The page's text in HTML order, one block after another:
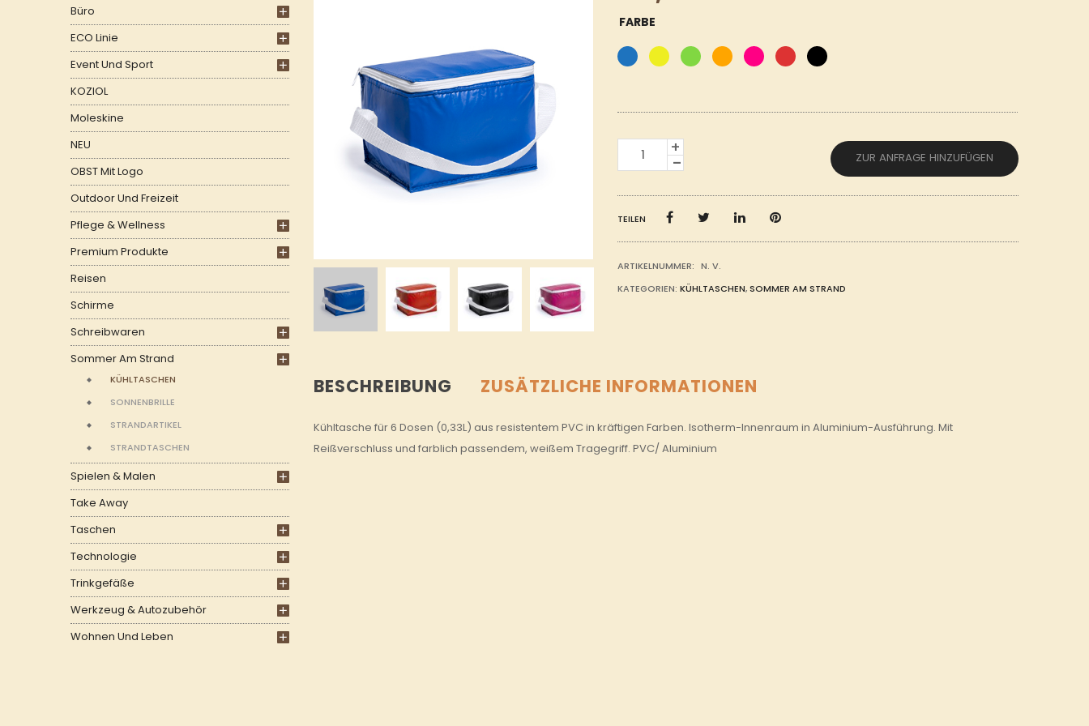
Büro
ECO Linie
Event Und Sport
KOZIOL
Moleskine
NEU
OBST Mit Logo
Outdoor Und Freizeit
Pflege & Wellness
Premium Produkte
Reisen
Schirme
Schreibwaren
Sommer Am Strand
KÜHLTASCHEN
SONNENBRILLE
STRANDARTIKEL
STRANDTASCHEN
Spielen & Malen
Take Away
Taschen
Technologie
Trinkgefäße
Werkzeug & Autozubehör
Wohnen Und Leben
FARBE
KÜHLTASCHE
COOLCAN
MENGE
ZUR ANFRAGE HINZUFÜGEN
TEILEN
ARTIKELNUMMER: N. V.
KATEGORIEN: KÜHLTASCHEN,SOMMER AM STRAND
BESCHREIBUNG ZUSÄTZLICHE INFORMATIONEN
Kühltasche für 6 Dosen (0,33L) aus resistentem PVC in kräftigen Farben. Isotherm-Innenraum in Aluminium-Ausführung. Mit
Reißverschluss und farblich passendem, weißem Tragegriff. PVC/ Aluminium